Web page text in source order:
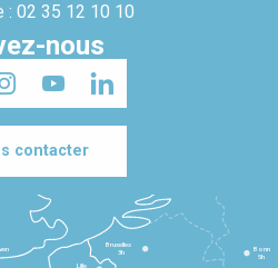
: 02 35 12 10 10
nous
contacter
Lille
Bruxelles
3h
Bonn
5h